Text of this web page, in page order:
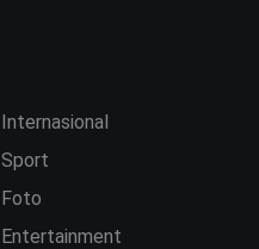
Internasional
Sport
Foto
Entertainment